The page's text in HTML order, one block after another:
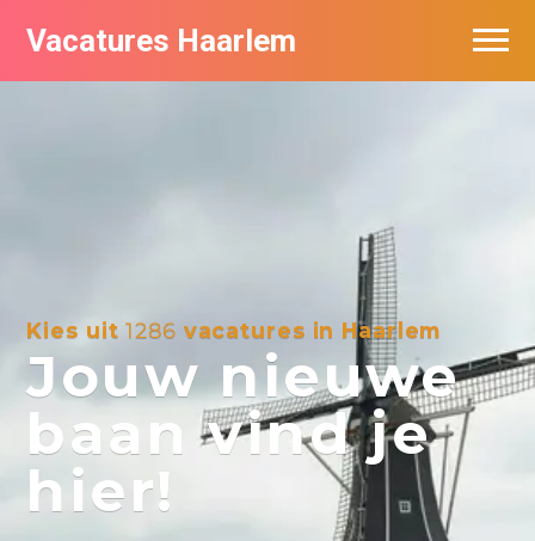
Vacatures Haarlem
Kies uit1286 vacatures in Haarlem
Jouw nieuwe
baan vind je
hier!
Vacatures per bedrijf in Haarlem